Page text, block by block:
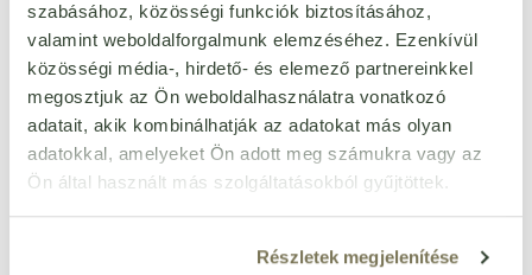
szabásához, közösségi funkciók biztosításához,
valamint weboldalforgalmunk elemzéséhez. Ezenkívül
közösségi média-, hirdető- és elemező partnereinkkel
megosztjuk az Ön weboldalhasználatra vonatkozó
adatait, akik kombinálhatják az adatokat más olyan
adatokkal, amelyeket Ön adott meg számukra vagy az
Ön által használt más szolgáltatásokból gyűjtöttek.
Részletek megjelenítése
ebből telített zsírsavak
ebből cukrok
rost
fehérje 6,6 g
só